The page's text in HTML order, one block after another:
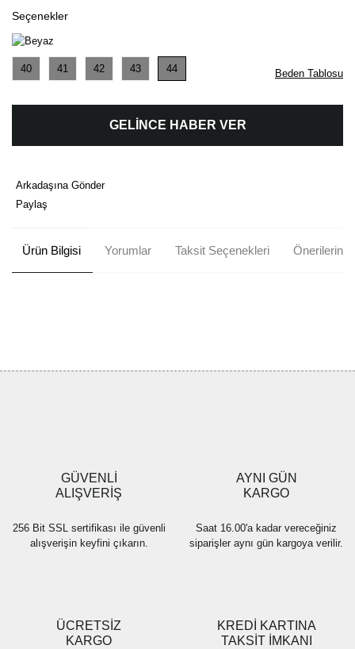
Seçenekler
40 41 42 43 44 Beden Tablosu
GELİNCE HABER VER
Arkadaşına Gönder
Paylaş
Ürün Bilgisi Yorumlar Taksit Seçenekleri Önerileriniz
Ürün fiyatı diğer sitelerden daha pahalı.
Bu ürüne benzer farklı alternatifler olmalı.
GÜVENLİ
ALIŞVERİŞ
256 Bit SSL sertifikası ile güvenli
alışverişin keyfini çıkarın.
AYNI GÜN
KARGO
Saat 16.00'a kadar vereceğiniz
siparişler aynı gün kargoya verilir.
ÜCRETSİZ
KARGO
KREDİ KARTINA
TAKSİT İMKANI